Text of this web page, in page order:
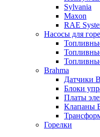
Sylvania
Maxon
RAE
Насосы для
Brahma
Датчики
Блоки
Платы
Клапаны
Горелки